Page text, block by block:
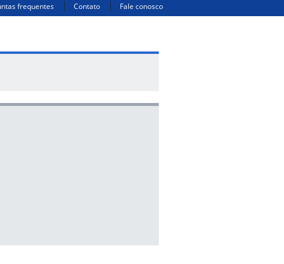
frequentes Contato Fale conosco